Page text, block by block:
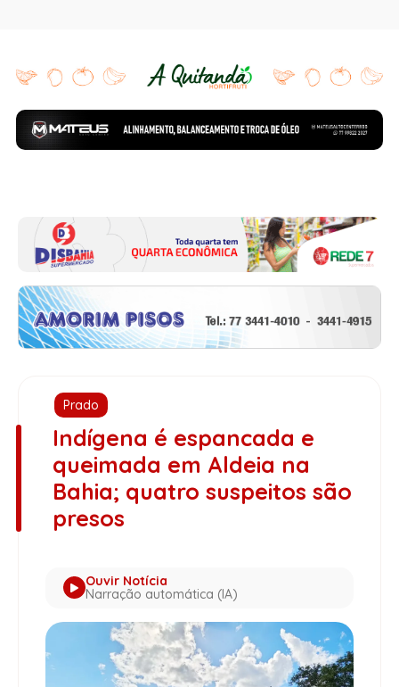
Prado
Indígena é espancada e
queimada em Aldeia na
Bahia; quatro suspeitos são
presos
Ouvir Notícia
Narração automática (IA)